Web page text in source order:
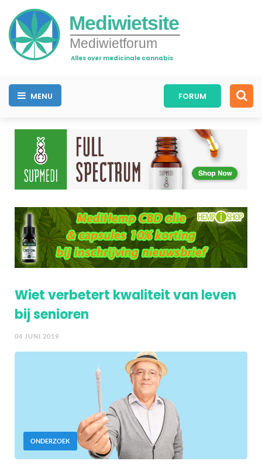
Mediwietsite
Mediwietforum
Alles over medicinale cannabis
MENU FORUM
Wiet verbetert kwaliteit van leven
bij senioren
04 JUNI 2019
ONDERZOEK